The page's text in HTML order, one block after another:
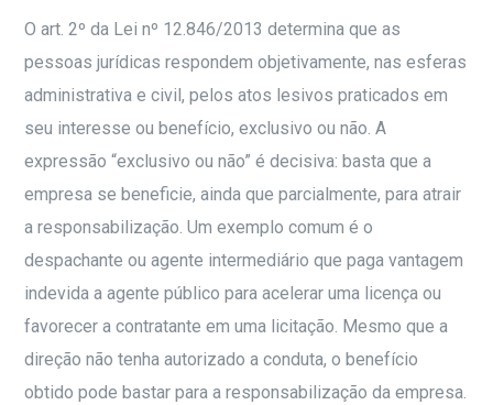
O art. 2º da Lei nº 12.846/2013 determina que as
pessoas jurídicas respondem objetivamente, nas esferas
administrativa e civil, pelos atos lesivos praticados em
seu interesse ou benefício, exclusivo ou não. A
expressão “exclusivo ou não” é decisiva: basta que a
empresa se beneficie, ainda que parcialmente, para atrair
a responsabilização. Um exemplo comum é o
despachante ou agente intermediário que paga vantagem
indevida a agente público para acelerar uma licença ou
favorecer a contratante em uma licitação. Mesmo que a
direção não tenha autorizado a conduta, o benefício
obtido pode bastar para a responsabilização da empresa.